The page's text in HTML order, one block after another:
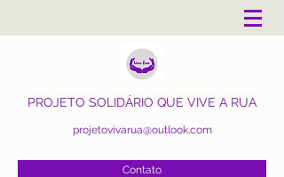
PROJETO SOLIDÁRIO QUE VIVE A RUA
projetovivarua@outlook.com
Contato